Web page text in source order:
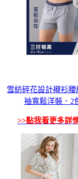
雪紡碎花設計襯衫腰
袖寬鬆洋裝．2
>>點我看更多詳